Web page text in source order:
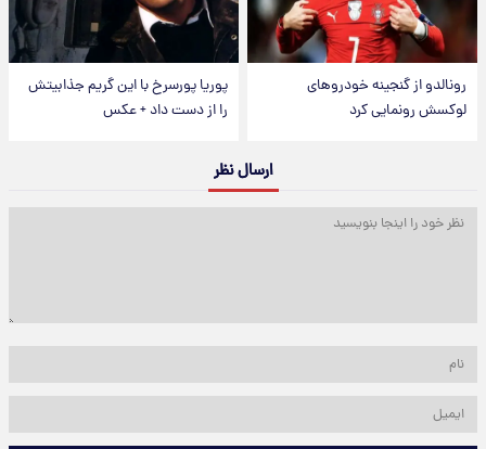
رونالدو از گنجینه خودروهای
لوکسش رونمایی کرد
پوریا پورسرخ با این گریم جذابیتش
را از دست داد + عکس
ارسال نظر